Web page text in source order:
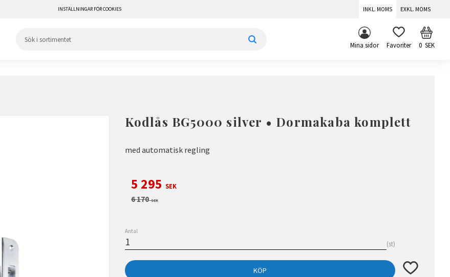
INSTÄLLNINGAR FÖR COOKIES INKL. MOMS EXKL. MOMS
Mina sidor FAVORITER 0SEK
Kodlås BG5000 silver • Dormakaba komplett
med automatisk regling
Nedsatt pris:
5 295 SEK
Ordinarie pris:
6 170SEK
Antal
st
KÖP Lägg till i